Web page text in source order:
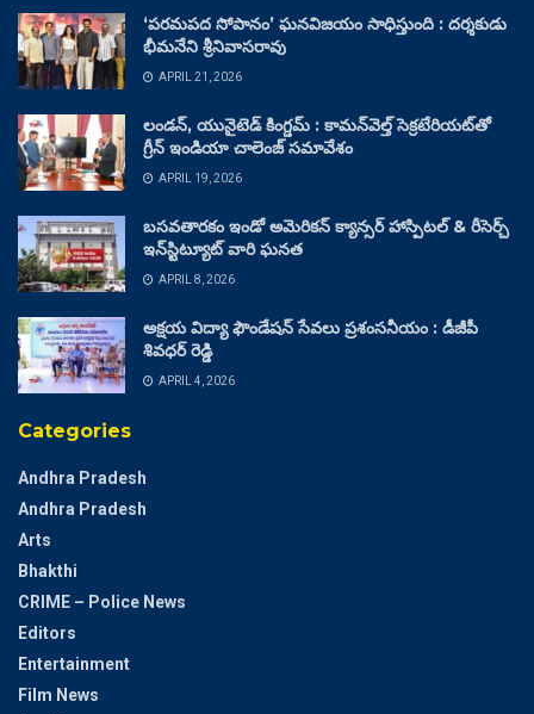
‘పరమపద సోపానం’ ఘనవిజయం సాధిస్తుంది : దర్శకుడు
భీమనేని శ్రీనివాసరావు
APRIL 21, 2026
లండన్, యునైటెడ్ కింగ్డమ్ : కామన్‌వెల్త్ సెక్రటేరియట్‌తో
గ్రీన్ ఇండియా చాలెంజ్ సమావేశం
APRIL 19, 2026
బసవతారకం ఇండో అమెరికన్ క్యాన్సర్ హాస్పిటల్ & రీసెర్చ్
ఇన్‌స్టిట్యూట్ వారి ఘనత
APRIL 8, 2026
అక్షయ విద్యా ఫౌండేషన్ సేవలు ప్రశంసనీయం : డీజీపీ
శివధర్ రెడ్డి
APRIL 4, 2026
Categories
Andhra Pradesh
Andhra Pradesh
Arts
Bhakthi
CRIME – Police News
Editors
Entertainment
Film News